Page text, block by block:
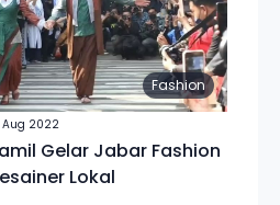
Fashion
Aug 2022
Gelar Jabar Fashion
Lokal